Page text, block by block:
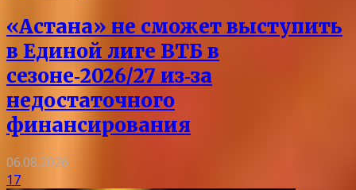
«Астана» не сможет выступить
в Единой лиге ВТБ в
сезоне‑2026/27 из‑за
недостаточного
финансирования
06.08.2026
17